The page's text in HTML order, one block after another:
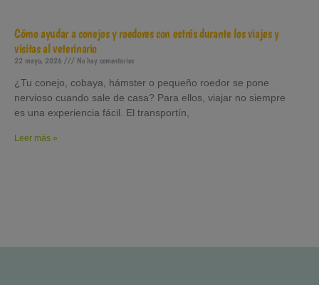
Cómo ayudar a conejos y roedores con estrés durante los viajes y
visitas al veterinario
22 mayo, 2026 No hay comentarios
¿Tu conejo, cobaya, hámster o pequeño roedor se pone
nervioso cuando sale de casa? Para ellos, viajar no siempre
es una experiencia fácil. El transportín,
Leer más »